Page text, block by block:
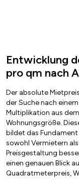
Entwicklung
pro qm nach
Der absolute
der Suche nach
Multiplikation aus
Wohnungsgröße.
bildet das
sowohl Vermietern
Preisgestaltung
einen genauen Blick
Quadratmeterpreis,